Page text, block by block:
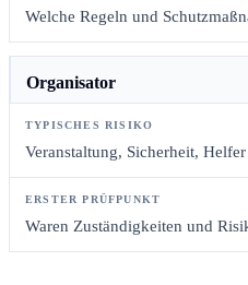
Welche Regeln und
Organisator
Veranstaltung, Sicherheit, Helfer
Waren Zuständigkeiten und